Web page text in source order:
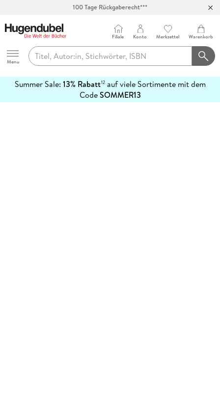
100 Tage Rückgaberecht***
Hugendubel
Menu
Filiale Konto Merkzettel Warenkorb
Summer Sale: 13% Rabatt12auf viele Sortimente mit dem
CodeSOMMER13
erfahren